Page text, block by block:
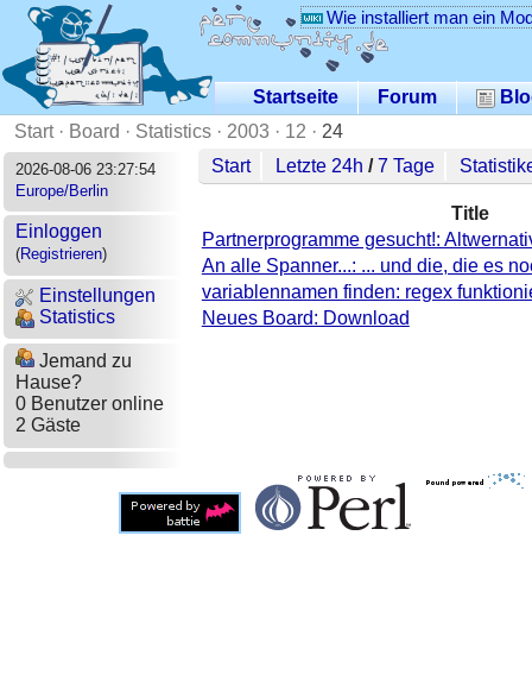
Wie installiert man ein
Startseite Forum
Start· Board · Statistics · 2003 · 12 · 24
2026-08-06 23:27:54
Europe/Berlin
Einloggen
(Registrieren)
Einstellungen
Statistics
Jemand zu
Hause?
0 Benutzer online
2 Gäste
Start Letzte 24h /7 Tage
Title
Partnerprogramme gesucht!:
An alle Spanner...: ... und die, die es
variablennamen finden: regex
Neues Board: Download